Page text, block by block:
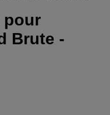
pour
Brute -